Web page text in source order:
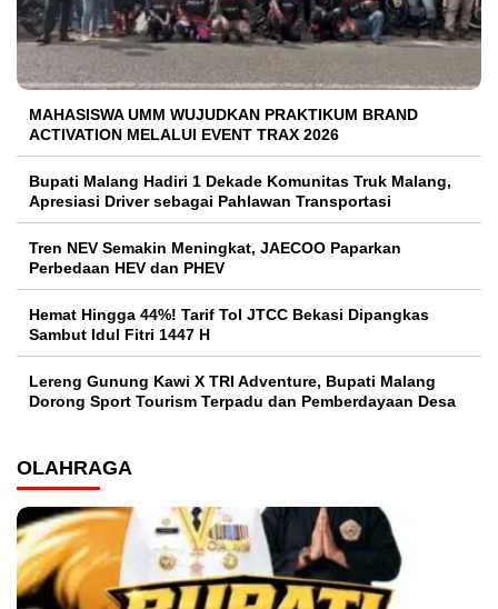
MAHASISWA UMM WUJUDKAN PRAKTIKUM BRAND
ACTIVATION MELALUI EVENT TRAX 2026
Bupati Malang Hadiri 1 Dekade Komunitas Truk Malang,
Apresiasi Driver sebagai Pahlawan Transportasi
Tren NEV Semakin Meningkat, JAECOO Paparkan
Perbedaan HEV dan PHEV
Hemat Hingga 44%! Tarif Tol JTCC Bekasi Dipangkas
Sambut Idul Fitri 1447 H
Lereng Gunung Kawi X TRI Adventure, Bupati Malang
Dorong Sport Tourism Terpadu dan Pemberdayaan Desa
OLAHRAGA